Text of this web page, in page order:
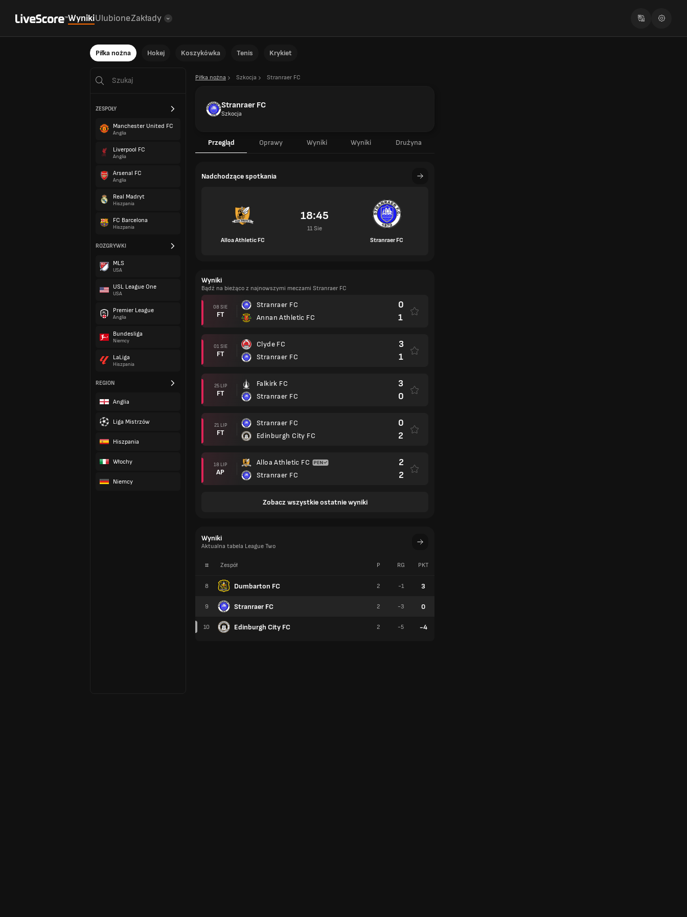
WynikiUlubioneZakłady
Piłka nożna Hokej Koszykówka Tenis Krykiet
ZESPOŁY
Manchester United FC
Anglia
Liverpool FC
Anglia
Arsenal FC
Anglia
Real Madryt
Hiszpania
FC Barcelona
Hiszpania
ROZGRYWKI
MLS
USA
USL League One
USA
Premier League
Anglia
Bundesliga
Niemcy
LaLiga
Hiszpania
REGION
Anglia
Liga Mistrzów
Hiszpania
Włochy
Niemcy
Piłka nożna Szkocja Stranraer FC
Stranraer FC
Szkocja
Przegląd Oprawy Wyniki Wyniki Drużyna
Nadchodzące spotkania
Alloa Athletic FC
18:45
11 Sie
Stranraer FC
Wyniki
Bądź na bieżąco z najnowszymi meczami Stranraer FC
08 SIE
FT
Stranraer FC
Annan Athletic FC
0
1
01 SIE
FT
Clyde FC
Stranraer FC
3
1
25 LIP
FT
Falkirk FC
Stranraer FC
3
0
21 LIP
FT
Stranraer FC
Edinburgh City FC
0
2
18 LIP
AP
Alloa Athletic FC
Stranraer FC
2
2
Zobacz wszystkie ostatnie wyniki
Wyniki
Aktualna tabela League Two
# Zespół
8 Dumbarton FC
9 Stranraer FC
10 Edinburgh City FC
P RG PKT
2 -1 3
2 -3 0
2 -5 -4